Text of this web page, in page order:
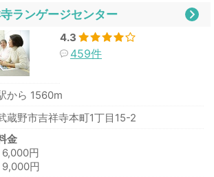
ランゲージセンター
4.3
459件
から 1560m
蔵野市吉祥寺本町1丁目15-2
金
円
円